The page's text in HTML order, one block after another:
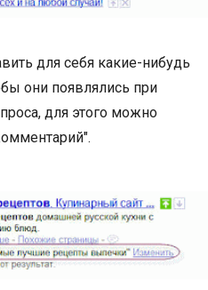
для себя какие-нибудь
они появлялись при
для этого можно